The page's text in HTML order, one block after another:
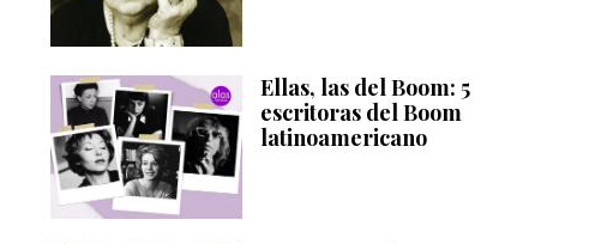
Ellas, las del Boom: 5
escritoras del Boom
latinoamericano